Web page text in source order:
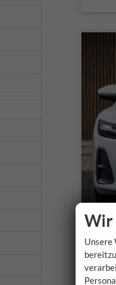
Audi
Wir
Unsere